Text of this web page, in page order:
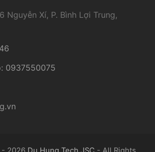
Nguyễn Xí, P. Bình Lợi Trung,
0937550075